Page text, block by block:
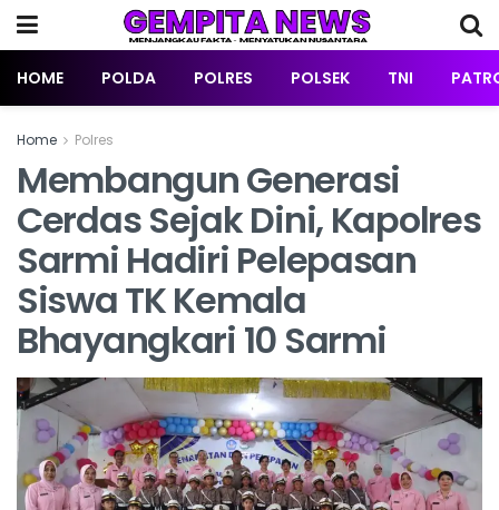
HOME POLDA POLRES POLSEK TNI
Home Polres
Membangun Generasi
Cerdas Sejak Dini, Kapolres
Sarmi Hadiri Pelepasan
Siswa TK Kemala
Bhayangkari 10 Sarmi